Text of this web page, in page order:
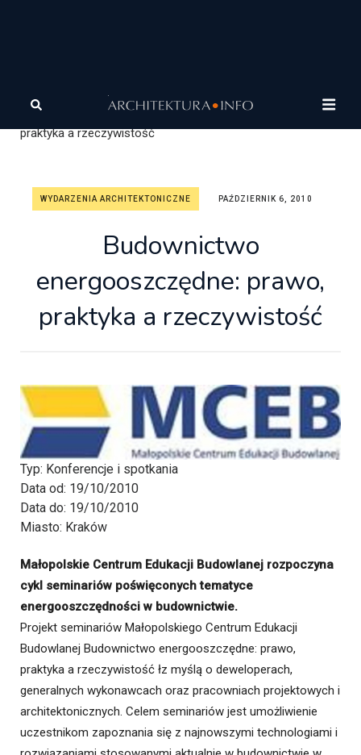
Wiadomości
architektoniczne
Budownictwo energooszczędne: prawo,
praktyka a rzeczywistość
WYDARZENIA ARCHITEKTONICZNE PAŹDZIERNIK 6, 2010
Budownictwo
energooszczędne: prawo,
praktyka a rzeczywistość
Typ: Konferencje i spotkania
Data od: 19/10/2010
Data do: 19/10/2010
Miasto: Kraków
Małopolskie Centrum Edukacji Budowlanej rozpoczyna
cykl seminariów poświęconych tematyce
energooszczędności w budownictwie.
Projekt seminariów Małopolskiego Centrum Edukacji
Budowlanej Budownictwo energooszczędne: prawo,
praktyka a rzeczywistość łz myślą o deweloperach,
generalnych wykonawcach oraz pracowniach projektowych i
architektonicznych. Celem seminariów jest umożliwienie
uczestnikom zapoznania się z najnowszymi technologiami i